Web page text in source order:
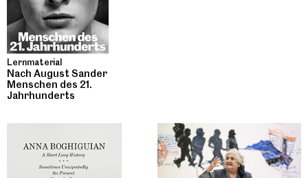
Lernmaterial
Nach August Sander
Menschen des 21.
Jahrhunderts